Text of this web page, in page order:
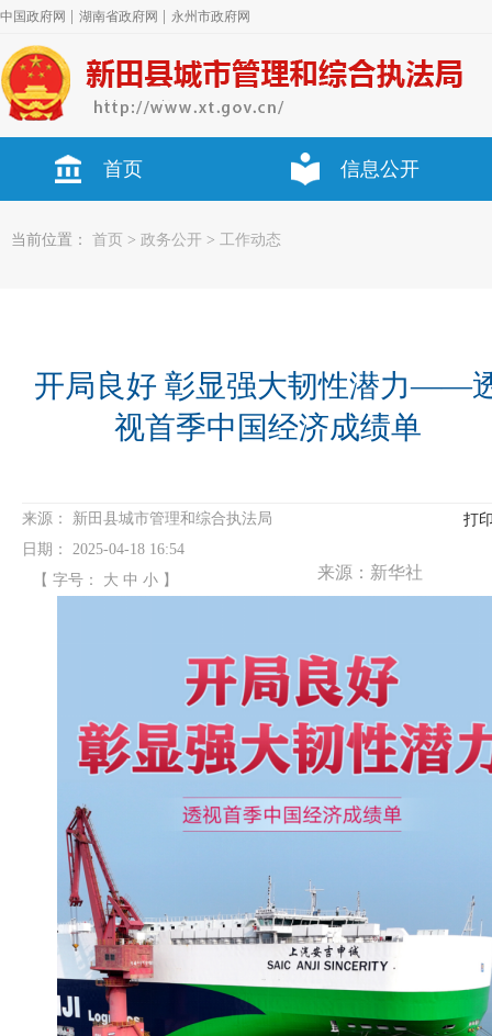
中国政府网 湖南省政府网 永州市政府网
首页 信息公开
当前位置： 首页 > 政务公开 > 工作动态
开局良好 彰显强大韧性潜力——
视首季中国经济成绩单
来源： 新田县城市管理和综合执法局
日期： 2025-04-18 16:54
【 字号： 大 中 小 】
打
来源：新华社